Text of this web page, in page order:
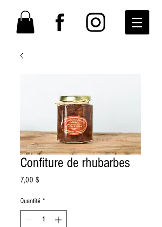
Confiture de rhubarbes
7,00 $
Quantité *